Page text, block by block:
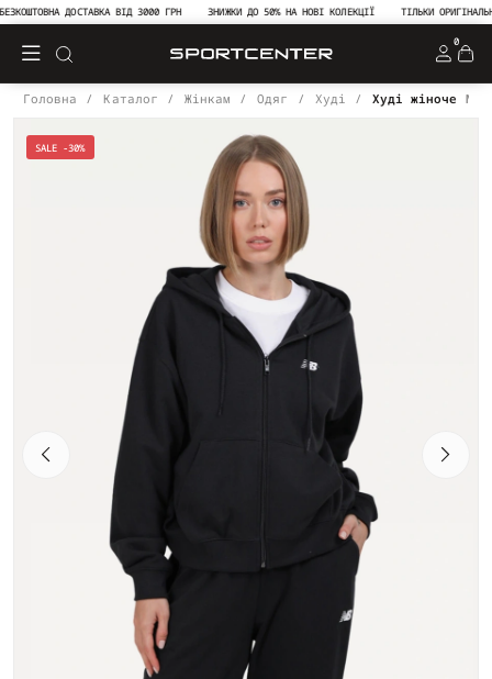
ДОСТАВКА ВІД 3000 ГРН ЗНИЖКИ ДО 50% НА НОВІ КОЛЕКЦІЇ ТІЛЬКИ ОРИГІНАЛЬНА
0
Головна Каталог Жінкам Одяг Худі Худі жіноче
SALE -30%